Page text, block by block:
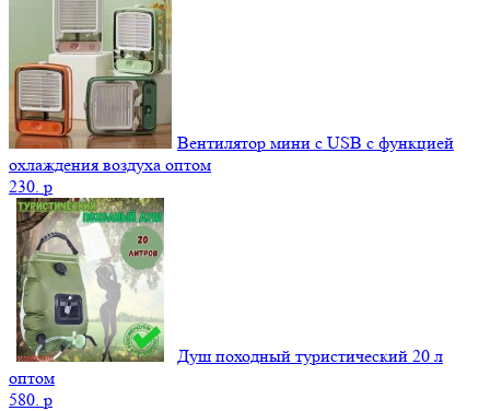
Вентилятор мини с USB с функцией
охлаждения воздуха оптом
230. p
Душ походный туристический 20 л
оптом
580. p